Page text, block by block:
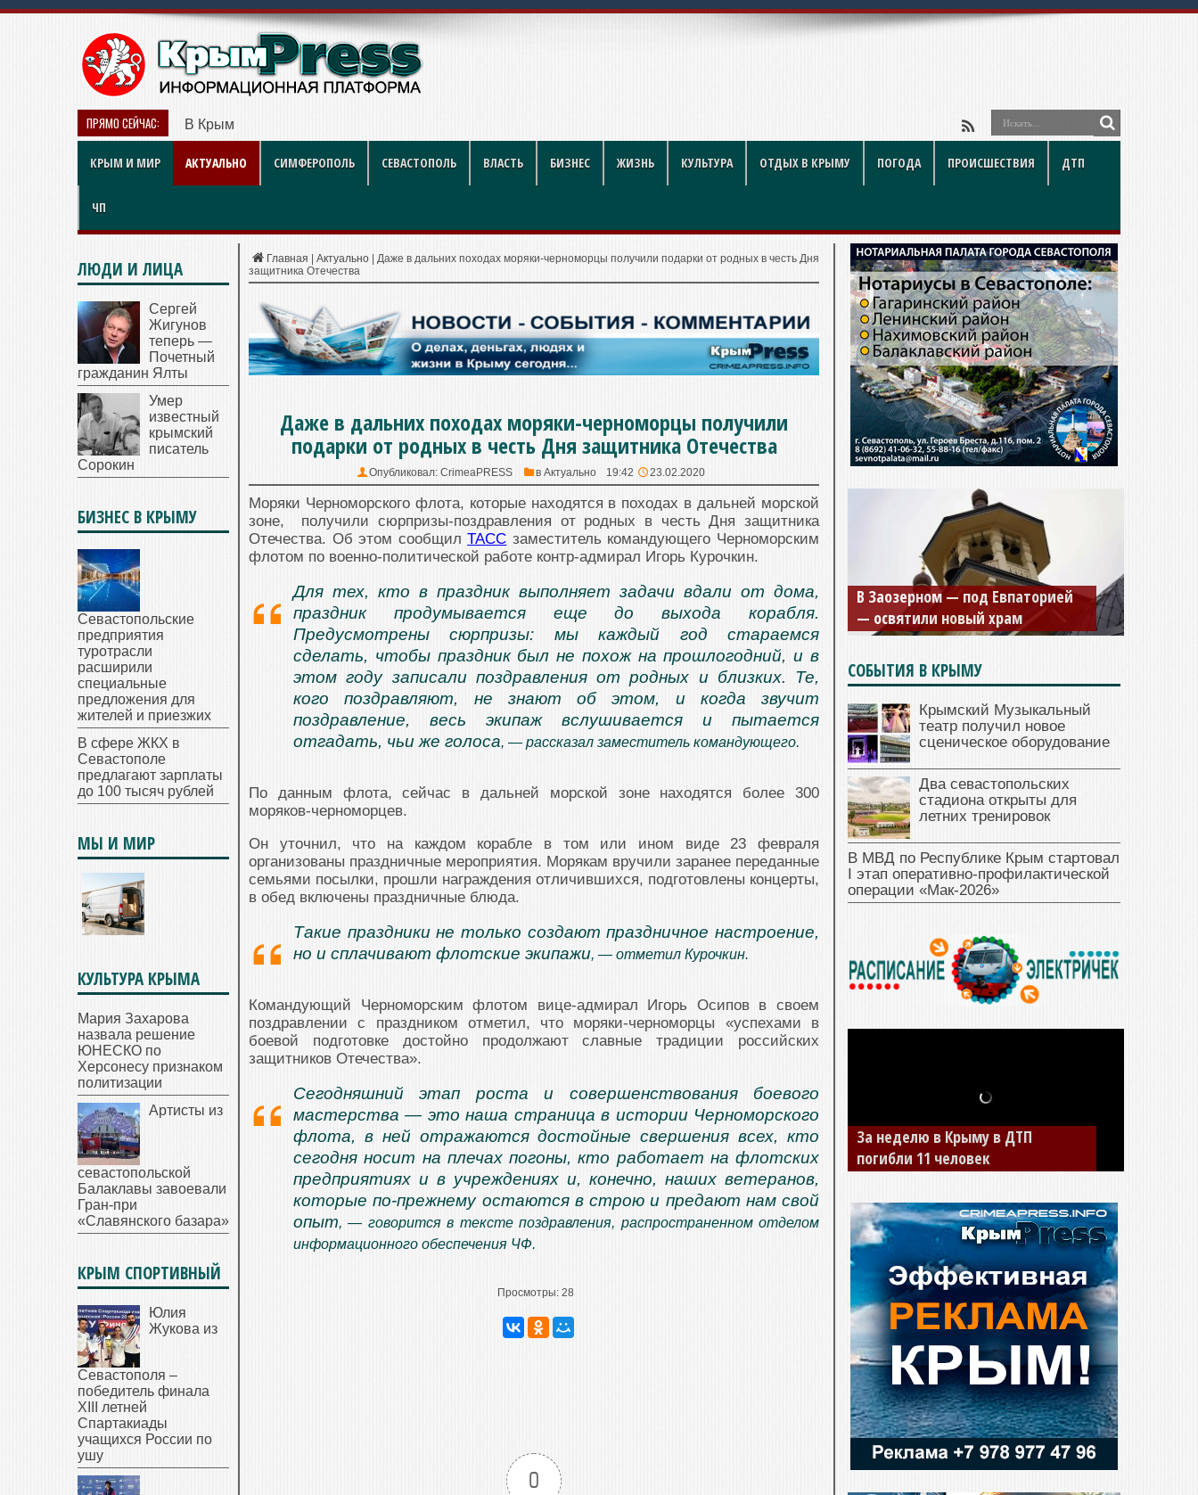
ПРЯМО СЕЙЧАС: В Крыму дизель продают по 119 рублей за литр
КРЫМ И МИР АКТУАЛЬНО СИМФЕРОПОЛЬ СЕВАСТОПОЛЬ ВЛАСТЬ БИЗНЕС ЖИЗНЬ КУЛЬТУРА ОТДЫХ В КРЫМУ ПОГОДА ПРОИСШЕСТВИЯ ДТП
ЧП
Главная Актуально
Даже в дальних походах моряки-черноморцы получили подарки от родных в честь Дня
защитника Отечества
Даже в дальних походах моряки-черноморцы получили
подарки от родных в честь Дня защитника Отечества
Опубликовал: CrimeaPRESS в Актуально 19:42 23.02.2020
Моряки Черноморского флота, которые находятся в походах в дальней морской
зоне, получили сюрпризы-поздравления от родных в честь Дня защитника
Отечества. Об этом сообщилТАСС заместитель командующего Черноморским
флотом по военно-политической работе контр-адмирал Игорь Курочкин.
Для тех, кто в праздник выполняет задачи вдали от дома,
праздник продумывается еще до выхода корабля.
Предусмотрены сюрпризы: мы каждый год стараемся
сделать, чтобы праздник был не похож на прошлогодний, и в
этом году записали поздравления от родных и близких. Те,
кого поздравляют, не знают об этом, и когда звучит
поздравление, весь экипаж вслушивается и пытается
отгадать, чьи же голоса, — рассказал заместитель командующего.
По данным флота, сейчас в дальней морской зоне находятся более 300
моряков-черноморцев.
Он уточнил, что на каждом корабле в том или ином виде 23 февраля
организованы праздничные мероприятия. Морякам вручили заранее переданные
семьями посылки, прошли награждения отличившихся, подготовлены концерты,
в обед включены праздничные блюда.
Такие праздники не только создают праздничное настроение,
но и сплачивают флотские экипажи, — отметил Курочкин.
Командующий Черноморским флотом вице-адмирал Игорь Осипов в своем
поздравлении с праздником отметил, что моряки-черноморцы «успехами в
боевой подготовке достойно продолжают славные традиции российских
защитников Отечества».
Сегодняшний этап роста и совершенствования боевого
мастерства — это наша страница в истории Черноморского
флота, в ней отражаются достойные свершения всех, кто
сегодня носит на плечах погоны, кто работает на флотских
предприятиях и в учреждениях и, конечно, наших ветеранов,
которые по-прежнему остаются в строю и предают нам свой
опыт, — говорится в тексте поздравления, распространенном отделом
информационного обеспечения ЧФ.
Просмотры: 28
0
ЛЮДИ И ЛИЦА
Сергей
Жигунов
теперь —
Почетный
гражданин Ялты
Умер
известный
крымский
писатель
Сорокин
БИЗНЕС В КРЫМУ
Севастопольские
предприятия
туротрасли
расширили
специальные
предложения для
жителей и приезжих
В сфере ЖКХ в
Севастополе
предлагают зарплаты
до 100 тысяч рублей
МЫ И МИР
КУЛЬТУРА КРЫМА
Мария Захарова
назвала решение
ЮНЕСКО по
Херсонесу признаком
политизации
Артисты из
севастопольской
Балаклавы завоевали
Гран-при
«Славянского базара»
КРЫМ СПОРТИВНЫЙ
Юлия
Жукова из
Севастополя –
победитель финала
XIII летней
Спартакиады
учащихся России по
ушу
В Заозерном — под Евпаторией
— освятили новый храм
СОБЫТИЯ В КРЫМУ
Крымский Музыкальный
театр получил новое
сценическое оборудование
Два севастопольских
стадиона открыты для
летних тренировок
В МВД по Республике Крым стартовал
I этап оперативно‑профилактической
операции «Мак‑2026»
За неделю в Крыму в ДТП
погибли 11 человек